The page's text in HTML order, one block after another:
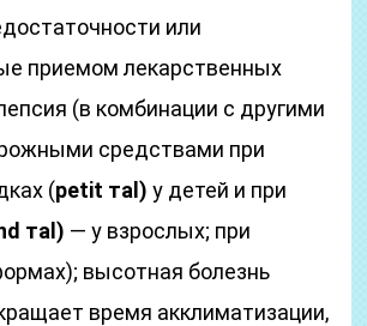
или
приемом лекарственных
(в комбинации с другими
средствами при
(petit таl) у детей и при
таl) — у взрослых; при
высотная болезнь
время акклиматизации,